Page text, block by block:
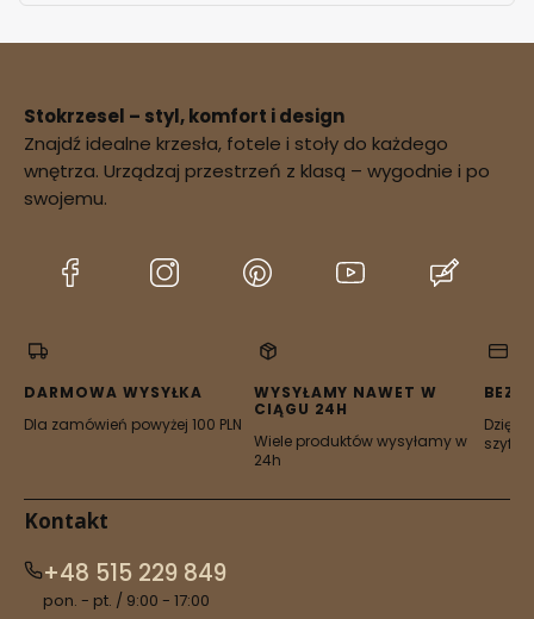
potwierdzenie
dostępności zamówienia
Stokrzesel – styl, komfort i design
Znajdź idealne krzesła, fotele i stoły do każdego
wnętrza. Urządzaj przestrzeń z klasą – wygodnie i po
swojemu.
(Otwiera (Otwiera (Otwiera
nowej
(Otwiera
nowej
DARMOWA WYSYŁKA
Dla zamówień powyżej 100 PLN
WYSYŁAMY NAWET W
CIĄGU 24H
Wiele produktów wysyłamy w
24h
Dzięki
Kontakt
+48 515 229 849
pon. - pt. / 9:00 - 17:00